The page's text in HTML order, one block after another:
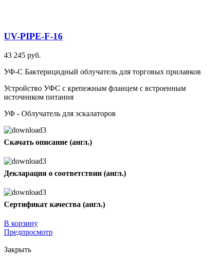
UV-PIPE-F-16
43 245 руб.
УФ-С Бактерицидный облучатель для торговых прилавков
Устройство УФС с крепежным фланцем с встроенным
источником питания
УФ - Облучатель для эскалаторов
Скачать описание (англ.)
Декларация о соответствии (англ.)
Сертификат качества (англ.)
В корзину
Предпросмотр
Закрыть